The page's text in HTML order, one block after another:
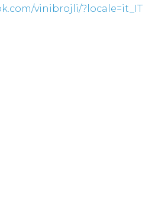
vinibrojli/?locale=it_IT